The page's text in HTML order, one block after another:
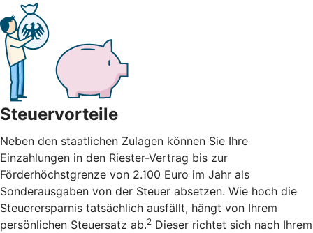
Steuervorteile
Neben den staatlichen Zulagen können Sie Ihre
Einzahlungen in den Riester-Vertrag bis zur
Förderhöchstgrenze von 2.100 Euro im Jahr als
Sonderausgaben von der Steuer absetzen. Wie hoch die
Steuerersparnis tatsächlich ausfällt, hängt von Ihrem
persönlichen Steuersatz ab.2 Dieser richtet sich nach Ihrem